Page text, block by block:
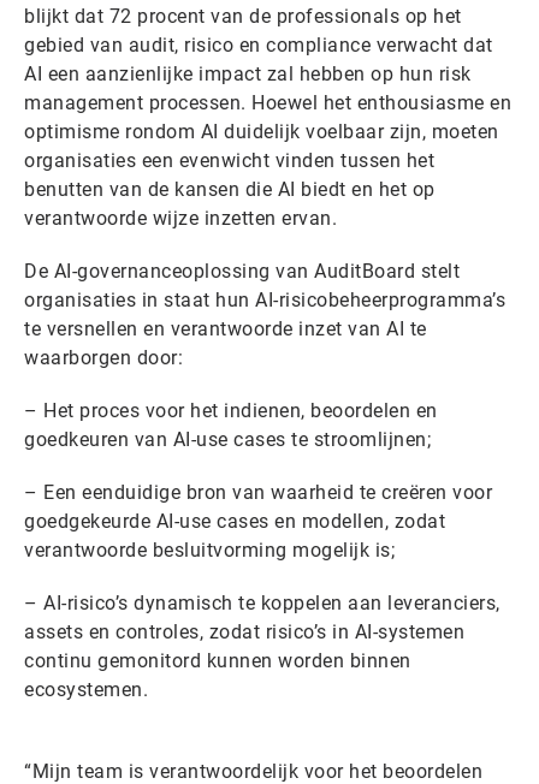
blijkt dat 72 procent van de professionals op het
gebied van audit, risico en compliance verwacht dat
AI een aanzienlijke impact zal hebben op hun risk
management processen. Hoewel het enthousiasme en
optimisme rondom AI duidelijk voelbaar zijn, moeten
organisaties een evenwicht vinden tussen het
benutten van de kansen die AI biedt en het op
verantwoorde wijze inzetten ervan.
De AI-governanceoplossing van AuditBoard stelt
organisaties in staat hun AI-risicobeheerprogramma’s
te versnellen en verantwoorde inzet van AI te
waarborgen door:
– Het proces voor het indienen, beoordelen en
goedkeuren van AI-use cases te stroomlijnen;
– Een eenduidige bron van waarheid te creëren voor
goedgekeurde AI-use cases en modellen, zodat
verantwoorde besluitvorming mogelijk is;
– AI-risico’s dynamisch te koppelen aan leveranciers,
assets en controles, zodat risico’s in AI-systemen
continu gemonitord kunnen worden binnen
ecosystemen.
“Mijn team is verantwoordelijk voor het beoordelen